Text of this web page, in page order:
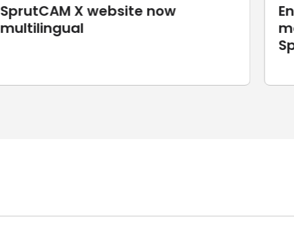
SprutCAM X website now
multilingual